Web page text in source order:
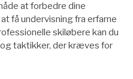
at forbedre dine
få undervisning fra erfarne
skiløbere kan du
taktikker, der kræves for